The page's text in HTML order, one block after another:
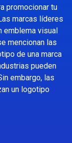
promocionar tu
marcas líderes
emblema visual
mencionan las
de una marca
pueden
embargo, las
un logotipo